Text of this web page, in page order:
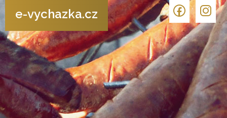
e-vychazka.cz